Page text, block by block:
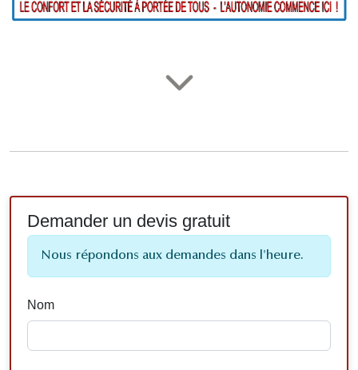
Demander un devis gratuit
Nous répondons aux demandes dans l'heure.
Nom